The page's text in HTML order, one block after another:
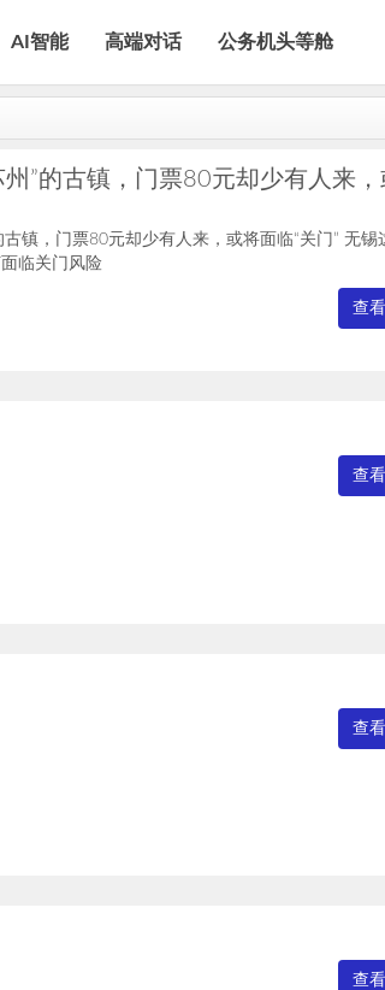
AI智能 高端对话 公务机头等舱
”的古镇，门票80元却少有人来，
镇，门票80元却少有人来，或将面临“关门” 无锡
临关门风险
查
查
查
查